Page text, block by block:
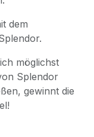
dem
möglichst
Splendor
gewinnt die